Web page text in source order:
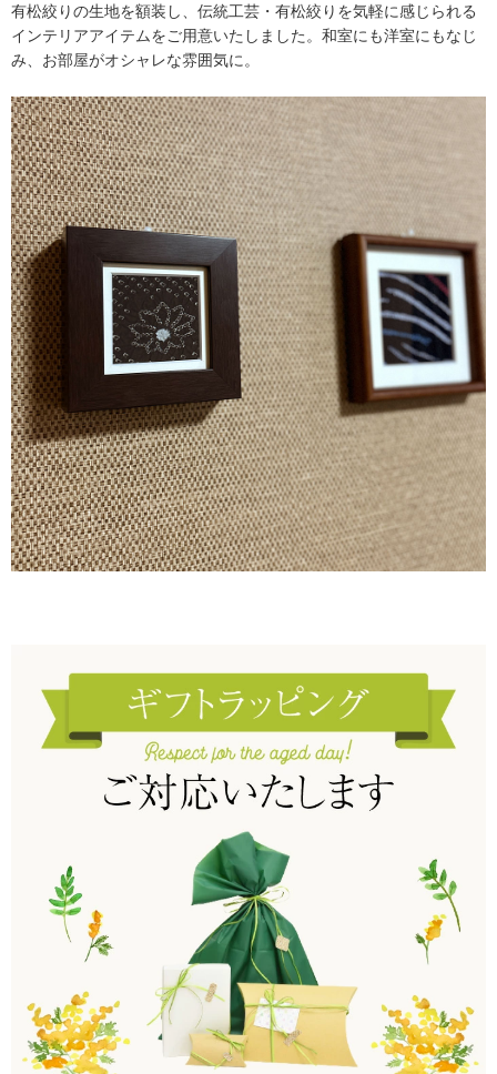
有松絞りの生地を額装し、伝統工芸・有松絞りを気軽に感じられる
インテリアアイテムをご用意いたしました。和室にも洋室にもなじ
み、お部屋がオシャレな雰囲気に。